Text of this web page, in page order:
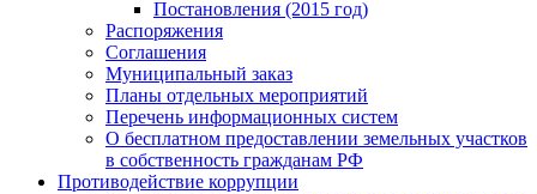
Постановления (2015 год)
Распоряжения
Соглашения
Муниципальный заказ
Планы отдельных мероприятий
Перечень информационных систем
О бесплатном предоставлении земельных участков
в собственность гражданам РФ
Противодействие коррупции